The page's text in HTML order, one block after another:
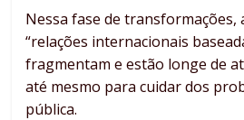
Nessa fase de transformações,
“relações internacionais
fragmentam e estão longe de
até mesmo para cuidar dos
pública.